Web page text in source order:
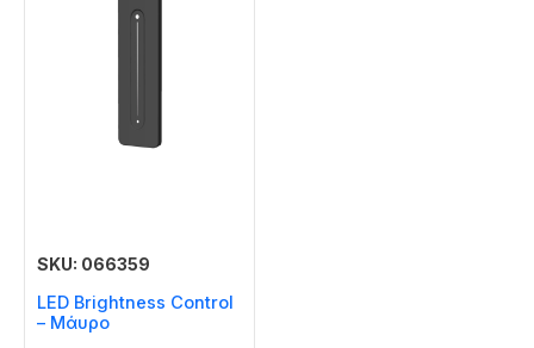
SKU: 066359
LED Brightness Control
– Μάυρο